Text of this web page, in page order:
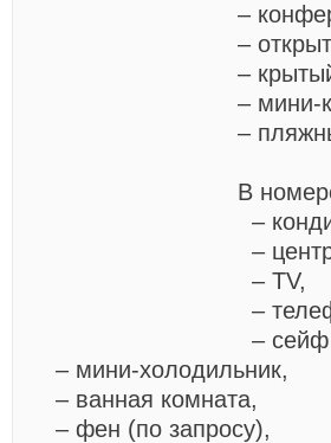
–
–
–
– мини-
–
В
–
–
– TV,
–
– сейф
– мини-холодильник,
– ванная комната,
– фен (по запросу),